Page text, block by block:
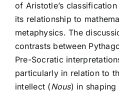
of Aristotle’s
its relationship to
metaphysics. The
contrasts between
Pre-Socratic
particularly in relation to
intellect (Nous) in shaping